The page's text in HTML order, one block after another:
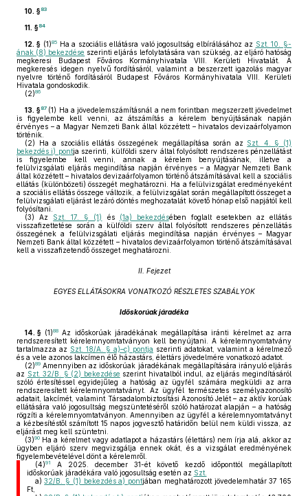
10. §83
11. §84
12. § (1)85Ha a szociális ellátásra való jogosultság elbírálásához az Szt. 10. §-
ának (8) bekezdése szerinti eljárás lefolytatására van szükség, az eljáró hatóság
megkeresi Budapest Főváros Kormányhivatala VIII. Kerületi Hivatalát. A
megkeresés idegen nyelvű fordításáról, valamint a beszerzett igazolás magyar
nyelvre történő fordításáról Budapest Főváros Kormányhivatala VIII. Kerületi
Hivatala gondoskodik.
(2)86
13. §87 (1) Ha a jövedelemszámításnál a nem forintban megszerzett jövedelmet
is figyelembe kell venni, az átszámítás a kérelem benyújtásának napján
érvényes – a Magyar Nemzeti Bank által közzétett – hivatalos devizaárfolyamon
történik.
(2) Ha a szociális ellátás összegének megállapítása során az Szt. 4. § (1)
bekezdés i) pontja szerinti, külföldi szerv által folyósított rendszeres pénzellátást
is figyelembe kell venni, annak a kérelem benyújtásának, illetve a
felülvizsgálati eljárás megindítása napján érvényes – a Magyar Nemzeti Bank
által közzétett – hivatalos devizaárfolyamon történő átszámításával kell a szociális
ellátás (különbözeti) összegét meghatározni. Ha a felülvizsgálat eredményeként
a szociális ellátás összege változik, a felülvizsgálat során megállapított összeget a
felülvizsgálati eljárást lezáró döntés meghozatalát követő hónap első napjától kell
folyósítani.
(3) Az Szt. 17. § (1) és (1a) bekezdésében foglalt esetekben az ellátás
visszafizettetése során a külföldi szerv által folyósított rendszeres pénzellátás
összegének a felülvizsgálati eljárás megindítása napján érvényes – Magyar
Nemzeti Bank által közzétett – hivatalos devizaárfolyamon történő átszámításával
kell a visszafizetendő összeget meghatározni.
II. Fejezet
EGYES ELLÁTÁSOKRA VONATKOZÓ RÉSZLETES SZABÁLYOK
Időskorúak járadéka
14. § (1)88 Az időskorúak járadékának megállapítása iránti kérelmet az arra
rendszeresített kérelemnyomtatványon kell benyújtani. A kérelemnyomtatvány
tartalmazza az Szt. 18/A. § a)–c) pontja szerinti adatokat, valamint a kérelmező
és a vele azonos lakcímen élő házastárs, élettárs jövedelmére vonatkozó adatot.
(2)89 Amennyiben az időskorúak járadékának megállapítására irányuló eljárás
az Szt. 32/B. § (2) bekezdése szerint hivatalból indul, az eljárás megindításáról
szóló értesítéssel egyidejűleg a hatóság az ügyfél számára megküldi az arra
rendszeresített kérelemnyomtatványt. Az ügyfél természetes személyazonosító
adatait, lakcímét, valamint Társadalombiztosítási Azonosító Jelét – az aktív korúak
ellátására való jogosultság megszüntetéséről szóló határozat alapján – a hatóság
rögzíti a kérelemnyomtatványon. Amennyiben az ügyfél a kérelemnyomtatványt
a kézbesítéstől számított 15 napos jogvesztő határidőn belül nem küldi vissza, az
eljárást meg kell szüntetni.
(3)90 Ha a kérelmet vagy adatlapot a házastárs (élettárs) nem írja alá, akkor az
ügyben eljáró szerv megvizsgálja ennek okát, és a vizsgálat eredményének
figyelembevételével dönt a kérelemről.
(4)91
A 2025. december 31-ét követő kezdő időponttól megállapított
időskorúak járadékára való jogosultság esetén az Szt.
a) 32/B. § (1) bekezdés a) pontjában meghatározott jövedelemhatár 37 165
Ft,